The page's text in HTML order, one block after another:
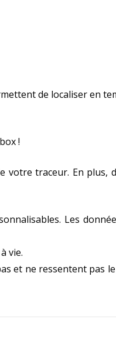
de localiser en
!
votre traceur. En plus,
Les
vie.
et ne ressentent pas